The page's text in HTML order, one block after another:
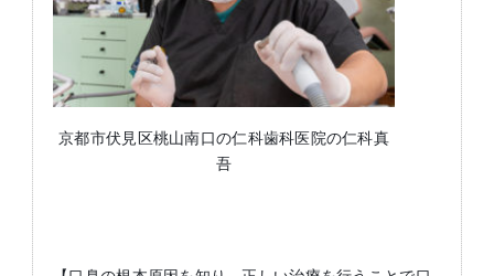
京都市伏見区桃山南口の仁科歯科医院の仁科真
吾